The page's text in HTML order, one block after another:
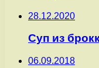
28.12.2020
Суп из
06.09.2018